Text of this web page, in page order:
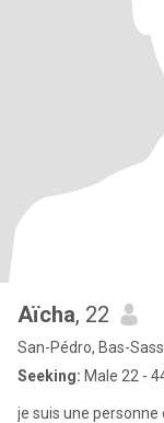
Aïcha, 22
San-Pédro, Bas-
Seeking: Male 22 -
je suis une